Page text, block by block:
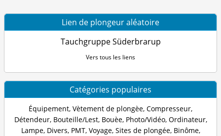
Lien de plongeur aléatoire
Tauchgruppe Süderbrarup
Vers tous les liens
Catégories populaires
Équipement, Vètement de plongèe, Compresseur,
Détendeur, Bouteille/Lest, Bouèe, Photo/Vidéo, Ordinateur,
Lampe, Divers, PMT, Voyage, Sites de plongée, Binôme,